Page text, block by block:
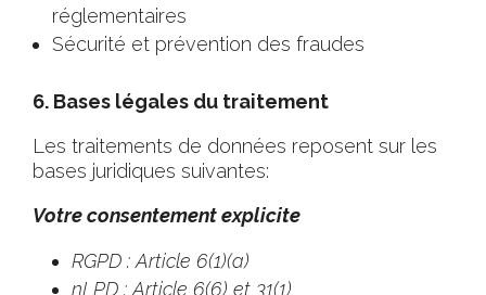
réglementaires
Sécurité et prévention des fraudes
6. Bases légales du traitement
Les traitements de données reposent sur les
bases juridiques suivantes:
Votre consentement explicite
RGPD : Article 6(1)(a)
nLPD : Article 6(6) et 31(1)